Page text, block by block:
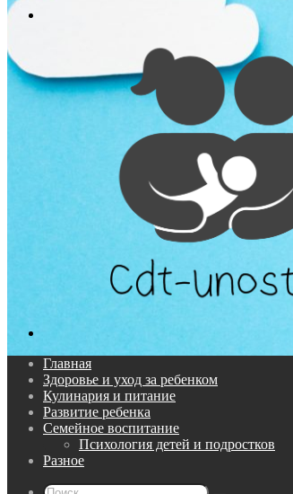
Главная
Здоровье и уход за ребенком
Кулинария и питание
Развитие ребенка
Семейное воспитание
Психология детей и подростков
Разное